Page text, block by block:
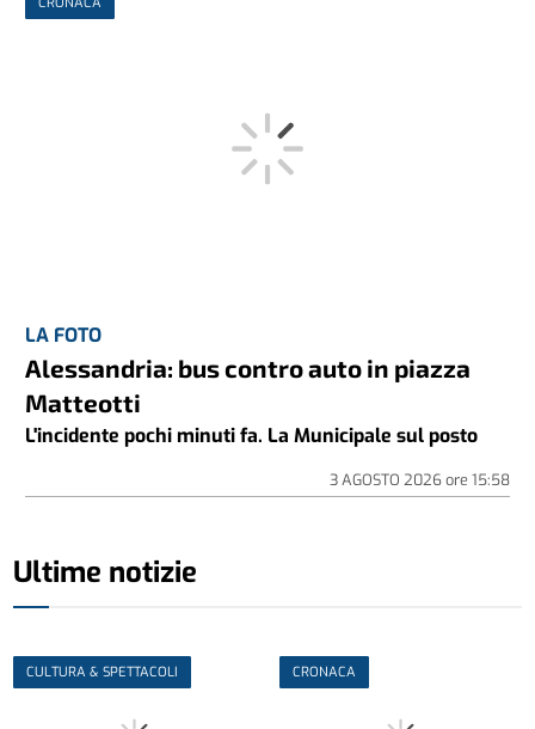
LA FOTO
Alessandria: bus contro auto in piazza
Matteotti
L'incidente pochi minuti fa. La Municipale sul posto
3 AGOSTO 2026ore 15:58
Ultime notizie
CULTURA & SPETTACOLI CRONACA